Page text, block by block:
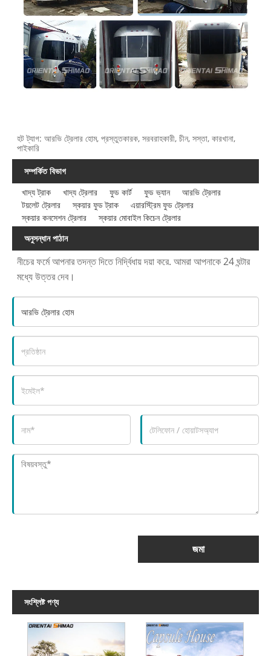
হট ট্যাগ: আরভি ট্রেলার হোম, প্রস্তুতকারক, সরবরাহকারী, চীন, সস্তা, কারখানা,
পাইকারি
সম্পর্কিত বিভাগ
খাদ্য ট্রাক
খাদ্য ট্রেলার ফুড কার্ট ফুড ভ্যান
আরভি ট্রেলার
টয়লেট ট্রেলার
স্কয়ার ফুড ট্রাক
এয়ারস্ট্রিম ফুড ট্রেলার
স্কয়ার কনসেশন ট্রেলার
স্কয়ার মোবাইল কিচেন ট্রেলার
অনুসন্ধান পাঠান
নীচের ফর্মে আপনার তদন্ত দিতে নির্দ্বিধায় দয়া করে. আমরা আপনাকে 24 ঘন্টার
মধ্যে উত্তর দেব।
জমা
সংশ্লিষ্ট পণ্য